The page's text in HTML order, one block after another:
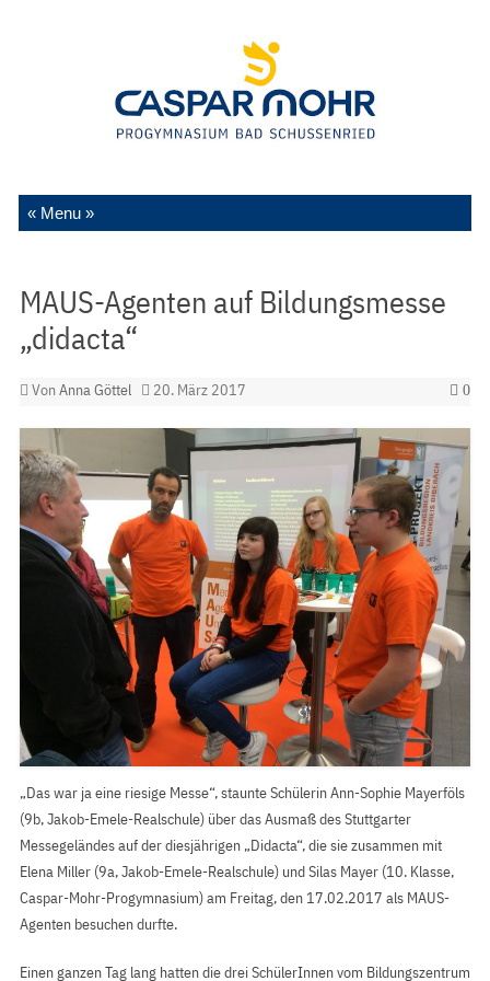
Zum Inhalt springen
MAUS-Agenten auf Bildungsmesse
„didacta“
VonAnna Göttel 20. März 2017 0
„Das war ja eine riesige Messe“, staunte Schülerin Ann-Sophie Mayerföls
(9b, Jakob-Emele-Realschule) über das Ausmaß des Stuttgarter
Messegeländes auf der diesjährigen „Didacta“, die sie zusammen mit
Elena Miller (9a, Jakob-Emele-Realschule) und Silas Mayer (10. Klasse,
Caspar-Mohr-Progymnasium) am Freitag, den 17.02.2017 als MAUS-
Agenten besuchen durfte.
Einen ganzen Tag lang hatten die drei SchülerInnen vom Bildungszentrum